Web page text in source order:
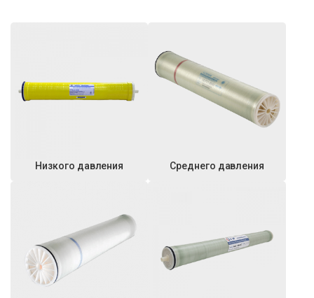
Низкого давления Среднего давления